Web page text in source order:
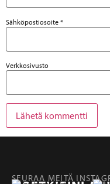
Sähköpostiosoite *
Verkkosivusto
SEURAA MEITÄ